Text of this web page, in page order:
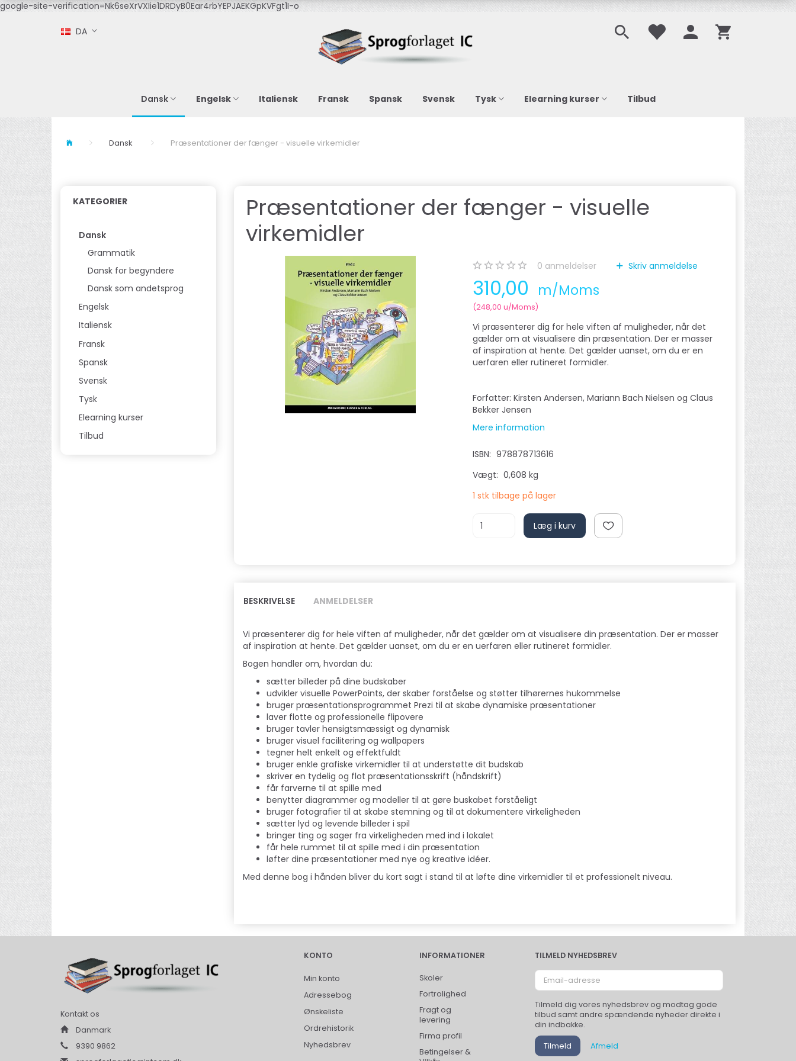
google-site-verification=Nk6seXrVXIie1DRDyB0Ear4rbYEPJAEKGpKVFgt1I-o
DA
Dansk Engelsk Italiensk Fransk Spansk Svensk Tysk Elearning kurser Tilbud
Dansk Præsentationer der fænger - visuelle virkemidler
KATEGORIER
Dansk
Grammatik
Dansk for begyndere
Dansk som andetsprog
Engelsk
Italiensk
Fransk
Spansk
Svensk
Tysk
Elearning kurser
Tilbud
Præsentationer der fænger - visuelle
virkemidler
0 anmeldelser Skriv anmeldelse
310,00 m/Moms
(248,00 u/Moms)
Vi præsenterer dig for hele viften af muligheder, når det
gælder om at visualisere din præsentation. Der er masser
af inspiration at hente. Det gælder uanset, om du er en
uerfaren eller rutineret formidler.
Forfatter: Kirsten Andersen, Mariann Bach Nielsen og Claus
Bekker Jensen
Mere information
ISBN: 978878713616
Vægt: 0,608 kg
1 stk tilbage på lager
Læg i kurv
BESKRIVELSE ANMELDELSER
Vi præsenterer dig for hele viften af muligheder, når det gælder om at visualisere din præsentation. Der er masser
af inspiration at hente. Det gælder uanset, om du er en uerfaren eller rutineret formidler.
Bogen handler om, hvordan du:
sætter billeder på dine budskaber
udvikler visuelle PowerPoints, der skaber forståelse og støtter tilhørernes hukommelse
bruger præsentationsprogrammet Prezi til at skabe dynamiske præsentationer
laver flotte og professionelle flipovere
bruger tavler hensigtsmæssigt og dynamisk
bruger visuel facilitering og wallpapers
tegner helt enkelt og effektfuldt
bruger enkle grafiske virkemidler til at understøtte dit budskab
skriver en tydelig og flot præsentationsskrift (håndskrift)
får farverne til at spille med
benytter diagrammer og modeller til at gøre buskabet forståeligt
bruger fotografier til at skabe stemning og til at dokumentere virkeligheden
sætter lyd og levende billeder i spil
bringer ting og sager fra virkeligheden med ind i lokalet
får hele rummet til at spille med i din præsentation
løfter dine præsentationer med nye og kreative idéer.
Med denne bog i hånden bliver du kort sagt i stand til at løfte dine virkemidler til et professionelt niveau.
Kontakt os
Danmark
9390 9862
KONTO
Min konto
Adressebog
Ønskeliste
Ordrehistorik
Nyhedsbrev
INFORMATIONER
Skoler
Fortrolighed
Fragt og
levering
Firma profil
Betingelser &
TILMELD NYHEDSBREV
Email-
adresse
Tilmeld dig vores nyhedsbrev og modtag gode
tilbud samt andre spændende nyheder direkte i
din indbakke.
Tilmeld Afmeld